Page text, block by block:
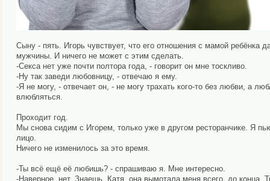
Сыну - пять. Игорь чувствует, что его отношения с мамой ребёнка
мужчины. И ничего не может с этим сделать.
-Секса нет уже почти полтора года, - говорит он мне тоскливо.
-Ну так заведи любовницу, - отвечаю я ему.
-Я не могу, - отвечает он, - не могу трахать кого-то без любви, а
влюбляться.
Проходит год.
Мы снова сидим с Игорем, только уже в другом ресторанчике. Я
лицо.
Ничего не изменилось за это время.
-Ты всё ещё её любишь? - спрашиваю я. Мне интересно.
-Наверное, нет. Знаешь, Катя, она вымотала меня всего, до